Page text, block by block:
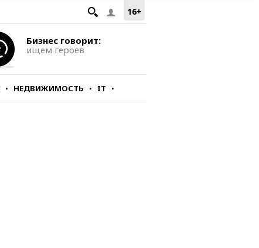
16+
Бизнес говорит:
ищем героев
НЕДВИЖИМОСТЬ IT